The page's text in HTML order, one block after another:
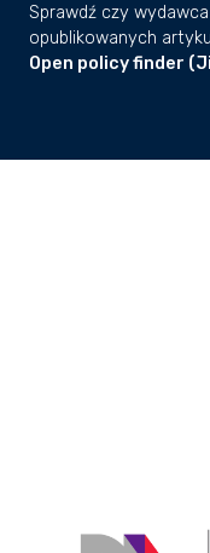
Sprawdź czy
opublikowanych
Open policy finder